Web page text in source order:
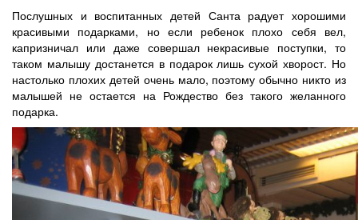
Послушных и воспитанных детей Санта радует хорошими
красивыми подарками, но если ребенок плохо себя вел,
капризничал или даже совершал некрасивые поступки, то
таком малышу достанется в подарок лишь сухой хворост. Но
настолько плохих детей очень мало, поэтому обычно никто из
малышей не остается на Рождество без такого желанного
подарка.